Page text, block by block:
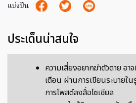
แบ่งปัน
ประเด็นน่าสนใจ
ความเสี่ยงอยากฆ่าตัวตาย
เตือน ผ่านการเขียนระบายใ
การโพสต์ลงสื่อโซเชียล